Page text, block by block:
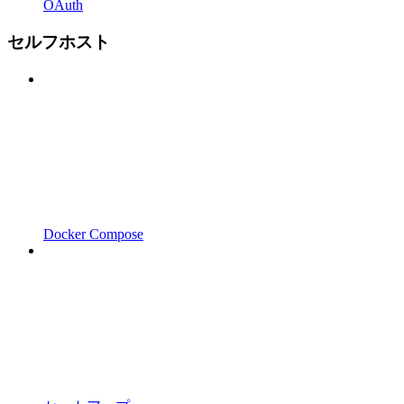
OAuth
セルフホスト
Docker Compose